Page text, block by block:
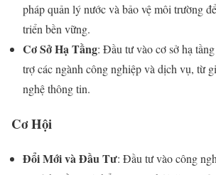
pháp quản lý nước và bảo vệ môi trường
triển bền vững.
Cơ Sở Hạ Tầng: Đầu tư vào cơ sở hạ
trợ các ngành công nghiệp và dịch vụ, từ
nghệ thông tin.
Cơ Hội
Đổi Mới và Đầu Tư: Đầu tư vào công